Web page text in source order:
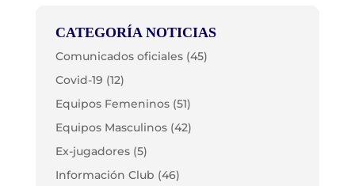
CATEGORÍA NOTICIAS
Comunicados oficiales(45)
Covid-19 (12)
Equipos Femeninos(51)
Equipos Masculinos(42)
Ex-jugadores(5)
Información Club (46)